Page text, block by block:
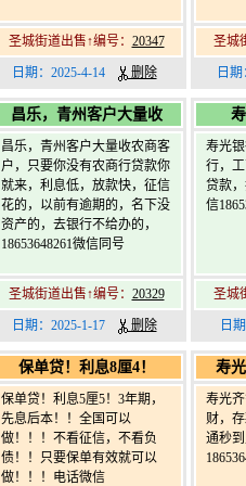
圣城街道出售↑编号： 20347
日期：2025-4-14 删除
圣城
日
昌乐，青州客户大量收
昌乐，青州客户大量收农商客
户，只要你没有农商行贷款你
就来，利息低，放款快，征信
花的，以前有逾期的，名下没
资产的，去银行不给办的，
18653648261微信同号
圣城街道出售↑编号： 20329
日期：2025-1-17 删除
寿光
行，
贷款
信
圣城
日
保单贷！利息8厘4！
保单贷！利息5厘5！3年期，
先息后本！！全国可以
做！！！不看征信，不看负
债！！只要保单有效就可以
做！！！电话微信
寿
寿光
财，
通秒